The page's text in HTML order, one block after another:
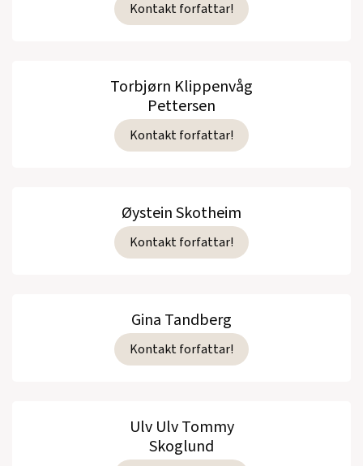
Kontakt forfattar!
Torbjørn Klippenvåg
Pettersen
Kontakt forfattar!
Øystein Skotheim
Kontakt forfattar!
Gina Tandberg
Kontakt forfattar!
Ulv Ulv Tommy
Skoglund